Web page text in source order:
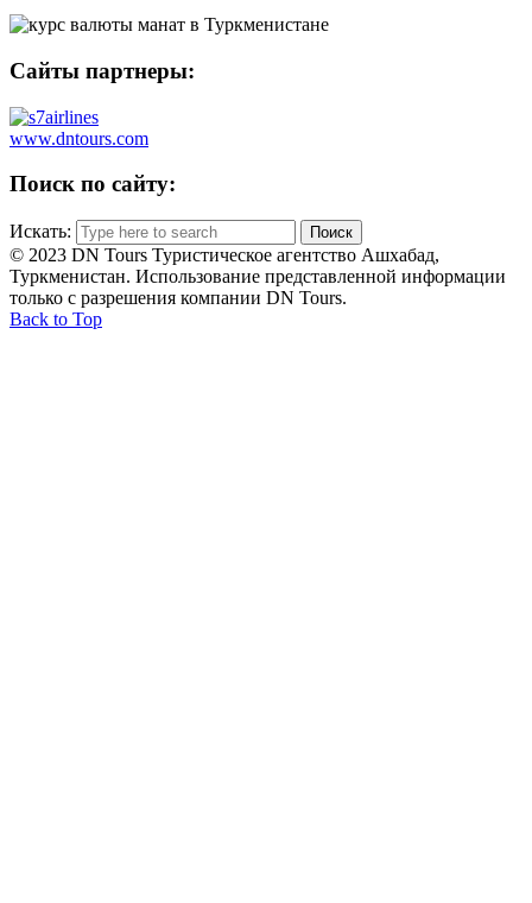
Сайты партнеры:
www.dntours.com
Поиск по сайту:
Искать:
© 2023 DN Tours Туристическое агентство Ашхабад,
Туркменистан. Использование представленной информации
только с разрешения компании DN Tours.
Back to Top